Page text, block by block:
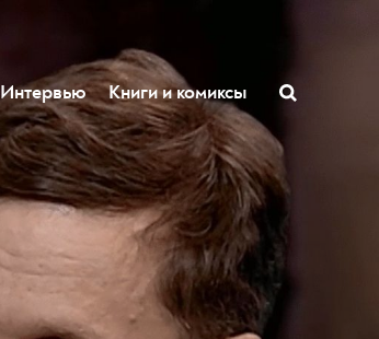
Интервью Книги и комиксы